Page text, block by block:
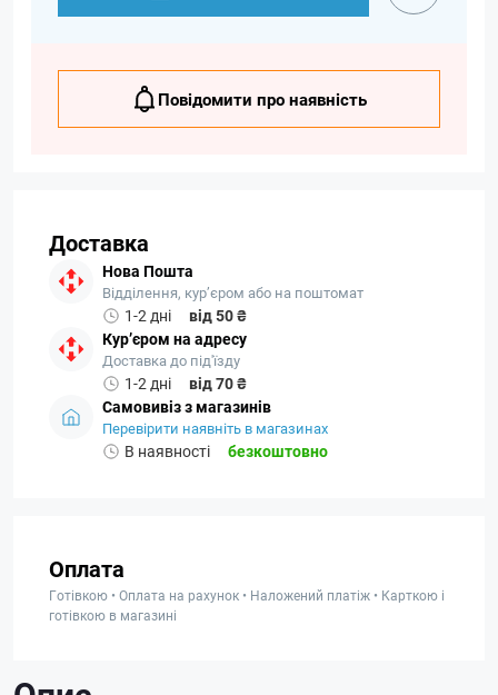
Повідомити про наявність
Доставка
Нова Пошта
Відділення, кур’єром або на поштомат
1-2 дні
від 50 ₴
Кур’єром на адресу
Доставка до під'їзду
1-2 дні
від 70 ₴
Самовивіз з магазинів
Перевірити наявніть в магазинах
В наявності безкоштовно
Оплата
Готівкою • Оплата на рахунок • Наложений платіж • Карткою і
готівкою в магазині